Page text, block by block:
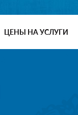
ЦЕНЫ НА УСЛУГИ